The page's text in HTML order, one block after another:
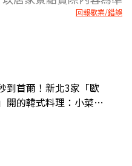
回報歇業/錯誤
到首爾！新北3家「歐
開的韓式料理：小菜無